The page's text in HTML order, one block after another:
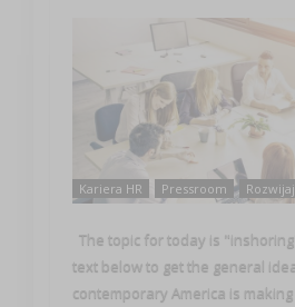
Kariera HR Pressroom
The topic for today is
text below to get the general
contemporary America is